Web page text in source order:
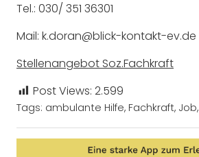
Tel.: 030/ 351 36301
Mail: k.doran@blick-kontakt-ev.de
Stellenangebot Soz.Fachkraft
Post Views: 2.599
Tags: ambulante Hilfe, Fachkraft, Job,